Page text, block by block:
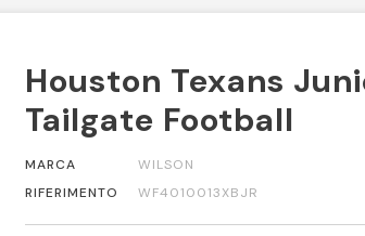
Houston Texans
Tailgate Football
MARCA
WILSON
RIFERIMENTO
WF4010013XBJR